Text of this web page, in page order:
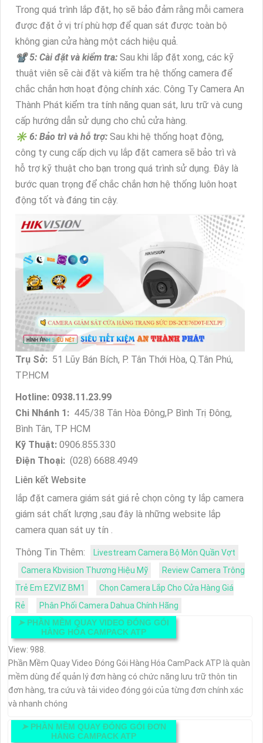
Trong quá trình lắp đặt, họ sẽ bảo đảm rằng mỗi camera
được đặt ở vị trí phù hợp để quan sát được toàn bộ
không gian cửa hàng một cách hiệu quả.
📽 5: Cài đặt và kiểm tra: Sau khi lắp đặt xong, các kỹ
thuật viên sẽ cài đặt và kiểm tra hệ thống camera để
chắc chắn hơn hoạt động chính xác. Công Ty Camera An
Thành Phát kiểm tra tính năng quan sát, lưu trữ và cung
cấp hướng dẫn sử dụng cho chủ cửa hàng.
✳️ 6: Bảo trì và hỗ trợ: Sau khi hệ thống hoạt động,
công ty cung cấp dịch vụ lắp đặt camera sẽ bảo trì và
hỗ trợ kỹ thuật cho bạn trong quá trình sử dụng. Đây là
bước quan trọng để chắc chắn hơn hệ thống luôn hoạt
động tốt và đáng tin cậy.
Trụ Sở: 51 Lũy Bán Bích, P. Tân Thới Hòa, Q.Tân Phú,
TP.HCM
Hotline: 0938.11.23.99
Chi Nhánh 1: 445/38 Tân Hòa Đông,P Bình Trị Đông,
Bình Tân, TP HCM
Kỹ Thuật: 0906.855.330
Điện Thoại: (028) 6688.4949
Liên kết Website
lắp đặt camera giám sát giá rẻ chọn công ty lắp camera
giám sát chất lượng ,sau đây là những website lắp
camera quan sát uy tín .
Thông Tin Thêm:
Livestream Camera Bộ Môn Quần Vợt
Camera Kbvision Thương Hiệu Mỹ
Review Camera Trông
Trẻ Em EZVIZ BM1
Chọn Camera Lắp Cho Cửa Hàng Giá
Rẻ
Phân Phối Camera Dahua Chính Hãng
➤ PHẦN MỀM QUAY VIDEO ĐÓNG GÓI
HÀNG HÓA CAMPACK ATP
View: 988.
Phần Mềm Quay Video Đóng Gói Hàng Hóa CamPack ATP là quàn
mềm dùng để quản lý đơn hàng có chức năng lưu trữ thôn tin
đơn hàng, tra cứu và tải video đóng gói của từng đơn chính xác
và nhanh chóng
➤ PHẦN MỀM QUAY ĐÓNG GÓI ĐƠN
HÀNG CAMPACK ATP